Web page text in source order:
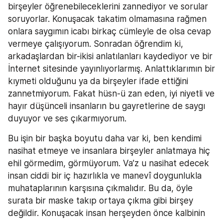
birşeyler öğrenebileceklerini zannediyor ve sorular
soruyorlar. Konuşacak takatim olmamasına rağmen
onlara saygımın icabı birkaç cümleyle de olsa cevap
vermeye çalışıyorum. Sonradan öğrendim ki,
arkadaşlardan bir-ikisi anlatılanları kaydediyor ve bir
İnternet sitesinde yayınlıyorlarmış. Anlattıklarımın bir
kıymeti olduğunu ya da birşeyler ifade ettiğini
zannetmiyorum. Fakat hüsn-ü zan eden, iyi niyetli ve
hayır düşünceli insanların bu gayretlerine de saygı
duyuyor ve ses çıkarmıyorum.
Bu işin bir başka boyutu daha var ki, ben kendimi
nasihat etmeye ve insanlara birşeyler anlatmaya hiç
ehil görmedim, görmüyorum. Va’z u nasihat edecek
insan ciddi bir iç hazırlıkla ve manevî doygunlukla
muhataplarının karşısına çıkmalıdır. Bu da, öyle
surata bir maske takıp ortaya çıkma gibi birşey
değildir. Konuşacak insan herşeyden önce kalbinin